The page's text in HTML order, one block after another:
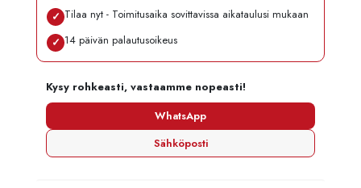
✓ Tilaa nyt - Toimitusaika sovittavissa aikataulusi mukaan
✓ 14 päivän palautusoikeus
Kysy rohkeasti, vastaamme nopeasti!
WhatsApp
Sähköposti